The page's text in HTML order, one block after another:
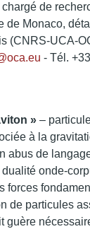
de
de Monaco,
(CNRS-UCA-
- Tél.
» –
à la
abus de
onde-
forces
de particules
guère